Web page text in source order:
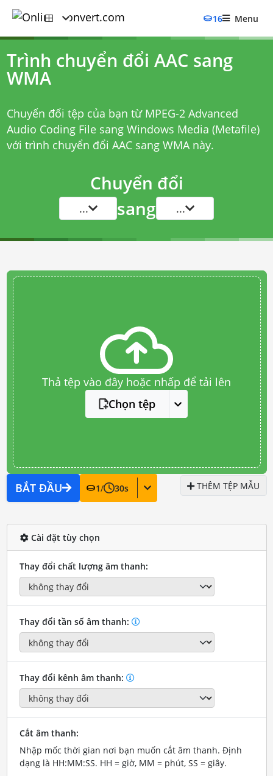
16 Menu
Trình chuyển đổi AAC sang
WMA
Chuyển đổi tệp của bạn từ MPEG-2 Advanced
Audio Coding File sang Windows Media (Metafile)
với trình chuyển đổi AAC sang WMAnày.
Chuyển đổi
... sang ...
Thả tệp vào đây hoặc nhấp để tải lên
Chọn tệp
BẮT ĐẦU 1/ 30s THÊM TỆP MẪU
Cài đặt tùy chọn
Thay đổi chất lượng âm thanh:
Thay đổi tần số âm thanh:
Thay đổi kênh âm thanh:
Cắt âm thanh:
Nhập mốc thời gian nơi bạn muốn cắt âm thanh. Định
dạng là HH:MM:SS. HH = giờ, MM = phút, SS = giây.